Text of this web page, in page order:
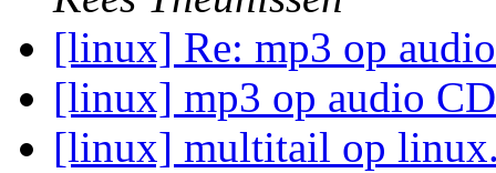
[linux] Re: mp3 op
[linux] mp3 op audio
[linux] multitail op